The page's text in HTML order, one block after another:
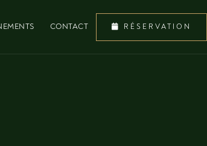
CONTACT RÉSERVATION